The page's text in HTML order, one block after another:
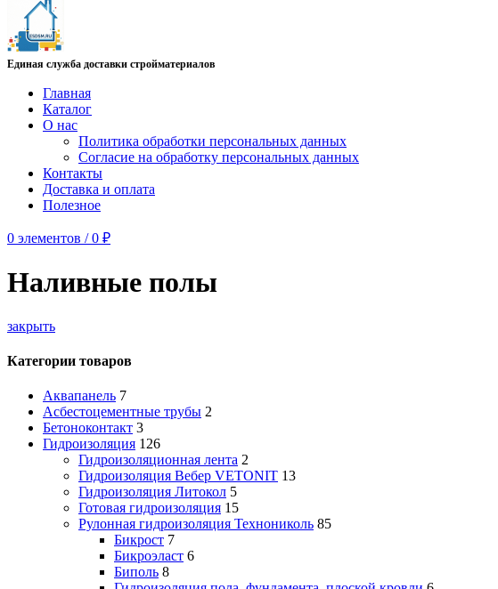
Единая служба доставки стройматериалов
Главная
Каталог
О нас
Политика обработки персональных данных
Согласие на обработку персональных данных
Контакты
Доставка и оплата
Полезное
0 элементов / 0 ₽
Наливные полы
закрыть
Категории товаров
Аквапанель 7
Асбестоцементные трубы 2
Бетоноконтакт 3
Гидроизоляция 126
Гидроизоляционная лента 2
Гидроизоляция Вебер VETONIT 13
Гидроизоляция Литокол 5
Готовая гидроизоляция 15
Рулонная гидроизоляция Технониколь 85
Бикрост 7
Бикроэласт 6
Биполь 8